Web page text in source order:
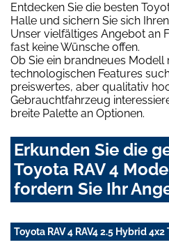
Entdecken Sie die besten
Halle und sichern Sie sich
Unser vielfältiges Angebot an
fast keine Wünsche offen.
Ob Sie ein brandneues Modell
technologischen Features
preiswertes, aber qualitativ
Gebrauchtfahrzeug
breite Palette an Optionen.
Erkunden Sie die
Toyota RAV 4
fordern Sie Ihr
Toyota RAV 4 RAV4 2.5 Hybrid